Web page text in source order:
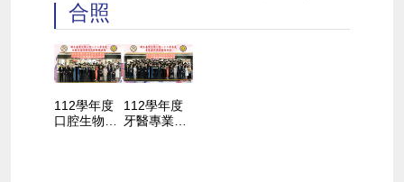
合照
112學年度
口腔生物科
112學年度
牙醫專業學